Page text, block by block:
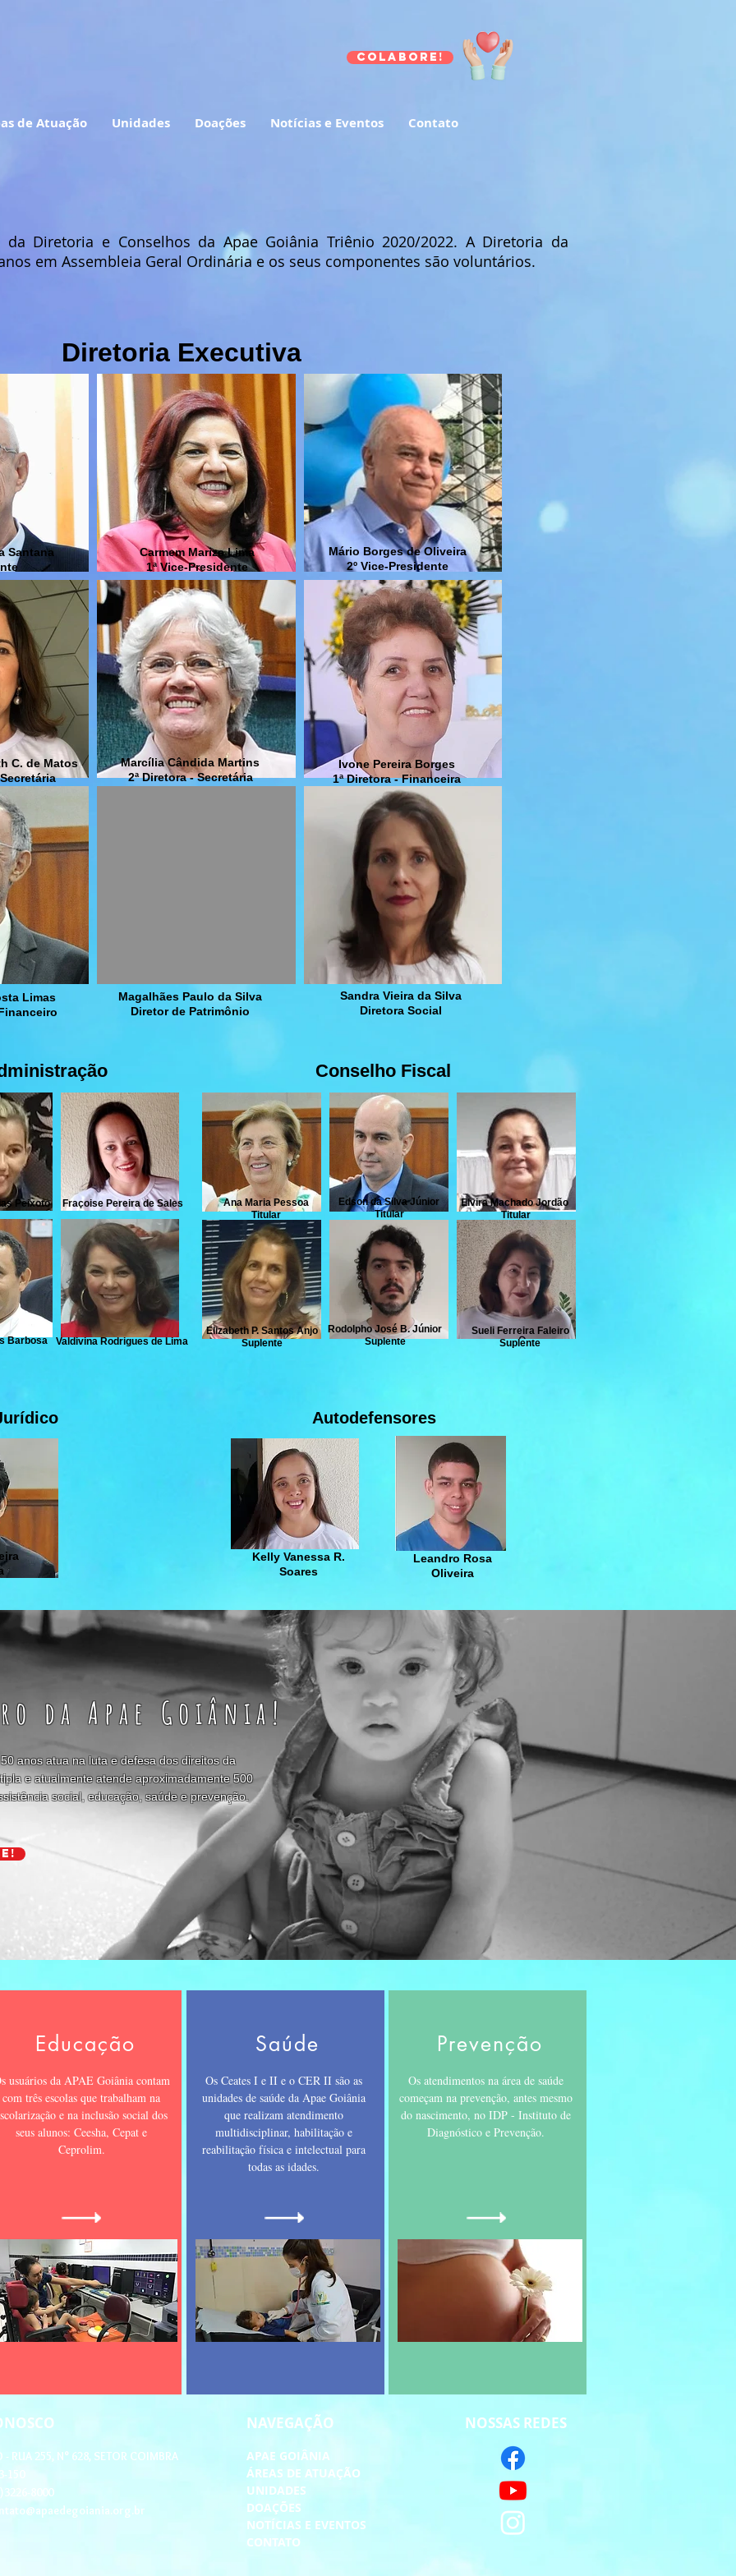
de Atuação Unidades Doações Notícias e Eventos Contato
Colabore!
Diretoria e Conselhos da Apae Goiânia Triênio 2020/2022. A Diretoria da
em Assembleia Geral Ordinária e os seus componentes são voluntários.
Diretoria Executiva
Santana
Mário Borges de Oliveira
2º Vice-Presidente
C. de Matos
Marcília Cândida Martins
2ª Diretora - Secretária
Ivone Pereira Borges
1ª Diretora - Financeira
Carmem Marize Lima
1ª Vice-Presidente
Limas
Magalhães Paulo da Silva
Diretor de Patrimônio
Sandra Vieira da Silva
Diretora Social
Peixoto
Barbosa Valdivina Rodrigues de Lima
Fraçoise Pereira de Sales
Conselho Fiscal
Ana Maria Pessoa
Titular
Edson da Silva Júnior
Titular
Elizabeth P. Santos Anjo
Suplente
Elvira Machado Jordão
Titular
Rodolpho José B. Júnior
Suplente
Sueli Ferreira Faleiro
Suplente
Autodefensores
Kelly Vanessa R.
Soares
Leandro Rosa
Oliveira
LIMA​
da Apae Goiânia!
anos atua na luta e defesa dos direitos da
e atualmente atende aproximadamente 500
social, educação, saúde e prevenção.
Educação
usuários da APAE Goiânia contam
com três escolas que trabalham na
e na inclusão social dos
seus alunos: Ceesha, Cepat e
Ceprolim.
Saúde
Os Ceates I e II e o CER II são as
unidades de saúde da Apae Goiânia
que realizam atendimento
multidisciplinar, habilitação e
reabilitação física e intelectual para
todas as idades.
Prevenção
Os atendimentos na área de saúde
começam na prevenção, antes mesmo
do nascimento, no IDP - Instituto de
Diagnóstico e Prevenção.
- RUA 255, N° 628, SETOR COIMBRA
150
8000
NAVEGAÇÃO
APAE GOIÂNIA
ÁREAS DE ATUAÇÃO
UNIDADES
DOAÇÕES
NOTÍCIAS E EVENTOS
CONTATO
NOSSAS REDES